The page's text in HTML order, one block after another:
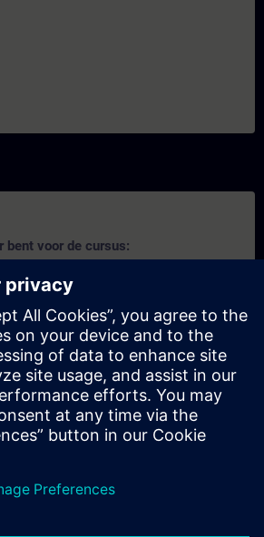
bent voor de cursus:
te komen of u over de vereiste
vragen.
70% correctantwoordt, bent u klaar om
te nemen.
70%scoort, raden wij u aan de cursus
Portal Programmeren 2 (TIA-PRO2) te
op te bouwen.